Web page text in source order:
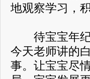
地观察学习，
待宝宝年纪
今天老师讲的
事。让宝宝尽